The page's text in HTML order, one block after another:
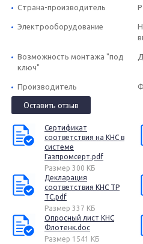
Страна-производитель
Электрооборудование
Возможность монтажа "под
ключ"
Производитель
Оставить отзыв
Сертификат
соответствия на КНС в
системе
Газпромсерт.pdf
Размер 300 КБ
Декларация
соответствия КНС ТР
ТС.pdf
Размер 337 КБ
Опросный лист КНС
Флотенк.doc
Размер 1541 КБ